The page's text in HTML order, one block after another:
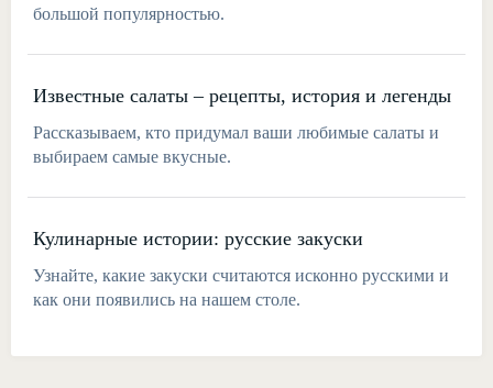
большой популярностью.
Известные салаты – рецепты, история и легенды
Рассказываем, кто придумал ваши любимые салаты и
выбираем самые вкусные.
Кулинарные истории: русские закуски
Узнайте, какие закуски считаются исконно русскими и
как они появились на нашем столе.